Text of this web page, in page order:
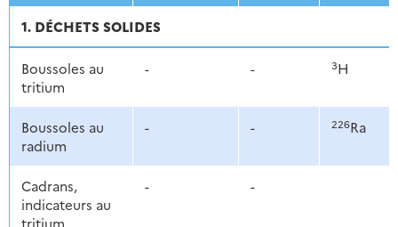
1. DÉCHETS SOLIDES
Boussoles au
tritium
- - 3H
Boussoles au
radium
- - 226Ra
Cadrans,
indicateurs au
tritium
- -